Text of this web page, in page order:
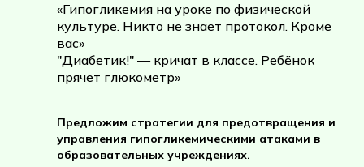
«Гипогликемия на уроке по физической
культуре. Никто не знает протокол. Кроме
вас»
"Диабетик!" — кричат в классе. Ребёнок
прячет глюкометр»
Предложим стратегии для предотвращения и
управления гипогликемическими атаками в
образовательных учреждениях.